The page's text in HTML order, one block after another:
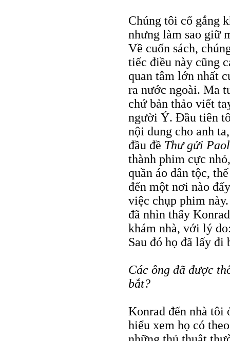
Chúng tôi cố gắng
nhưng làm sao giữ
Về cuốn sách,
tiếc điều này cũng
quan tâm lớn nhất
ra nước ngoài. Ma
chứ bản thảo viết
người Ý. Ðầu tiên
nội dung cho anh
đầu đề Thư gửi
thành phim cực
quần áo dân tộc,
đến một nơi nào
việc chụp phim
đã nhìn thấy
khám nhà, với lý
Sau đó họ đã lấy đi
Các ông đã được
bắt?
Konrad đến nhà tôi
hiểu xem họ có